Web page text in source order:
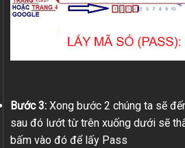
Bước 3: Xong bước 2 chúng ta sẽ
sau đó lướt từ trên xuống dưới sẽ
bấm vào đó để lấy Pass